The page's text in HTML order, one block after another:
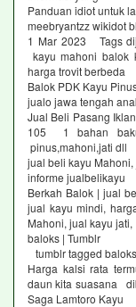
Panduan idiot untuk
meebryantzz wikidot
1 Mar 2023 Tags
kayu mahoni balok
harga trovit berbeda
Balok PDK Kayu
jualo jawa tengah
Jual Beli Pasang
105 1 bahan
pinus,mahoni,jati dll
jual beli kayu
informe jualbelikayu
Berkah Balok | jual
jual kayu mindi,
Mahoni, jual kayu jati,
baloks | Tumblr
tumblr tagged baloks
Harga kalsi rata
daun kita suasana
Saga Lamtoro Kayu